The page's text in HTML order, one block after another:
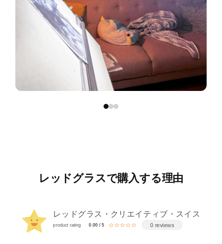
レッドグラスで購入する理由
レッドグラス・クリエイティブ・スイス
product rating 0.00 / 5 0 reviews